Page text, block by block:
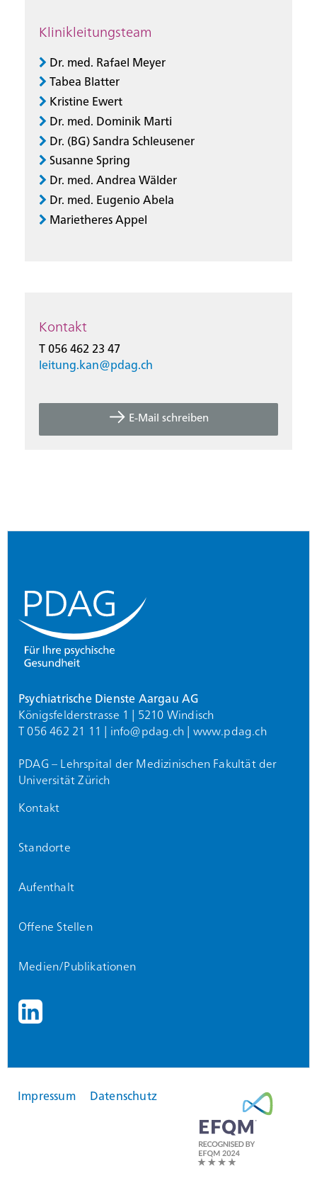
Klinikleitungsteam
Dr. med. Rafael Meyer
Tabea Blatter
Kristine Ewert
Dr. med. Dominik Marti
Dr. (BG) Sandra Schleusener
Susanne Spring
Dr. med. Andrea Wälder
Dr. med. Eugenio Abela
Marietheres Appel
Kontakt
T 056 462 23 47
leitung.kan@pdag.ch
E-Mail schreiben
Psychiatrische Dienste Aargau AG
Königsfelderstrasse 1 | 5210 Windisch
T 056 462 21 11 | info@pdag.ch www.pdag.ch
PDAG – Lehrspital der Medizinischen Fakultät der
Universität Zürich
Kontakt
Standorte
Aufenthalt
Offene Stellen
Medien/Publikationen
Impressum Datenschutz